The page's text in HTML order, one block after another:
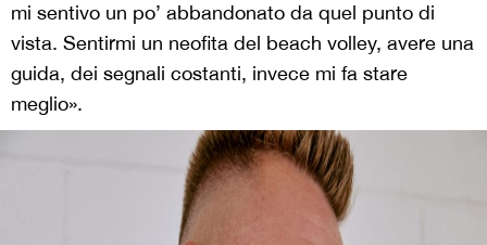
mi sentivo un po’ abbandonato da quel punto di
vista. Sentirmi un neofita del beach volley, avere una
guida, dei segnali costanti, invece mi fa stare
meglio».